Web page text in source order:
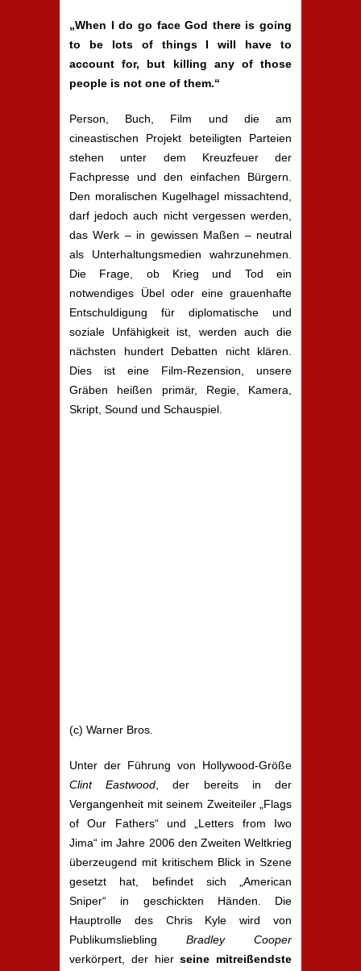
„When I do go face God there is going
to be lots of things I will have to
account for, but killing any of those
people is not one of them.“
Person, Buch, Film und die am
cineastischen Projekt beteiligten Parteien
stehen unter dem Kreuzfeuer der
Fachpresse und den einfachen Bürgern.
Den moralischen Kugelhagel missachtend,
darf jedoch auch nicht vergessen werden,
das Werk – in gewissen Maßen – neutral
als Unterhaltungsmedien wahrzunehmen.
Die Frage, ob Krieg und Tod ein
notwendiges Übel oder eine grauenhafte
Entschuldigung für diplomatische und
soziale Unfähigkeit ist, werden auch die
nächsten hundert Debatten nicht klären.
Dies ist eine Film-Rezension, unsere
Gräben heißen primär, Regie, Kamera,
Skript, Sound und Schauspiel.
(c) Warner Bros.
Unter der Führung von Hollywood-Größe
Clint Eastwood, der bereits in der
Vergangenheit mit seinem Zweiteiler „Flags
of Our Fathers“ und „Letters from Iwo
Jima“ im Jahre 2006 den Zweiten Weltkrieg
überzeugend mit kritischem Blick in Szene
gesetzt hat, befindet sich „American
Sniper“ in geschickten Händen. Die
Hauptrolle des Chris Kyle wird von
Publikumsliebling Bradley Cooper
verkörpert, der hierseine mitreißendste